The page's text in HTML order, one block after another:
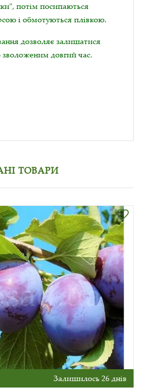
потім посипаються
і обмотуються плівкою.
дозволяє залишатися
довгий час.
ТОВАРИ
Залишилось 26 днів